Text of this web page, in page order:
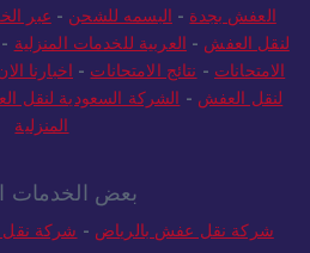
العفش بجدة - البسمه للشحن - عبر
لنقل العفش - العربية للخدمات المنزلية -
الامتحانات - نتائج الامتحانات - اخبارنا
لنقل العفش - الشركة السعودية لنقل
المنزلية
بعض الخدمات
شركة نقل عفش بالرياض - شركة نقل